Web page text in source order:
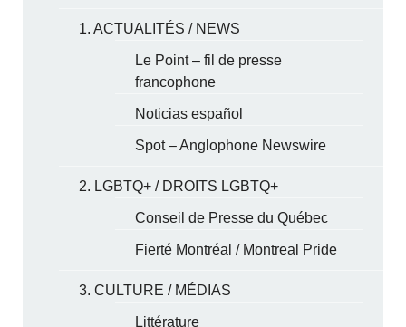
1. ACTUALITÉS / NEWS
Le Point – fil de presse
francophone
Noticias español
Spot – Anglophone Newswire
2. LGBTQ+ / DROITS LGBTQ+
Conseil de Presse du Québec
Fierté Montréal / Montreal Pride
3. CULTURE / MÉDIAS
Littérature